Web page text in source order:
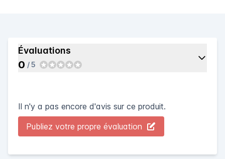
Évaluations
0 / 5
Il n'y a pas encore d'avis sur ce produit.
Publiez votre propre évaluation